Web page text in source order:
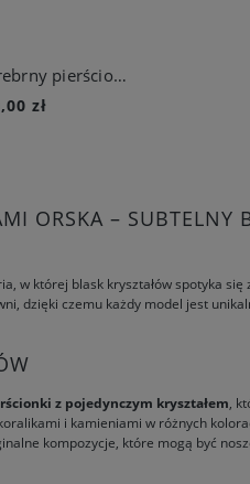
Artystyczny, srebrny pierścionek z perełkami z kolekcji Soda
zł
ORSKA – SUBTELNY
w której blask kryształów spotyka się
dzięki czemu każdy model jest
z pojedynczym kryształem,
i kamieniami w różnych
kompozycje, które mogą być